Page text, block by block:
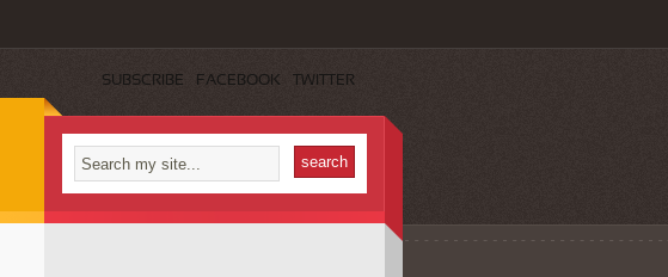
SUBSCRIBE FACEBOOK TWITTER